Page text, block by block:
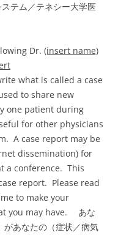
テム／テネシー大学医
Dr. (insert name)
what is called a case
to share new
one patient during
for other physicians
A case report may be
dissemination) for
a conference. This
report. Please read
to make your
you may have. あな
があなたの（症状／病気